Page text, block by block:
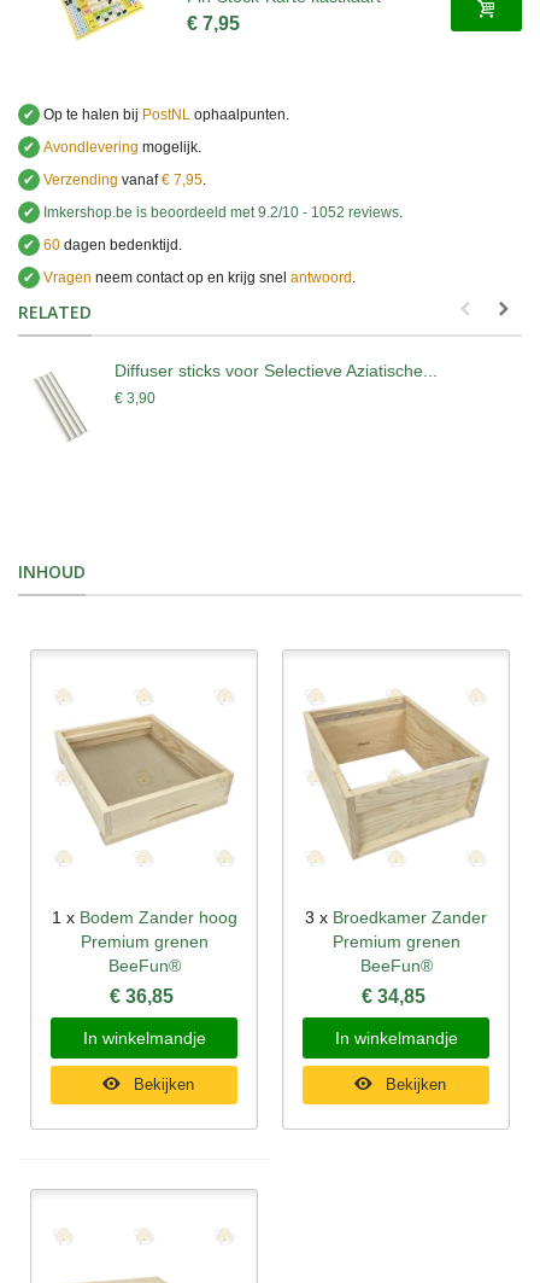
€ 7,95
✔ Op te halen bij PostNL ophaalpunten.
✔ Avondlevering mogelijk.
✔ Verzending vanaf€ 7,95.
✔
Imkershop.be is beoordeeld met9.2/10 - 1052 reviews.
✔ 60 dagen bedenktijd.
✔ Vragen neem contact op en krijg snel antwoord .
RELATED
Diffuser sticks voor Selectieve Aziatische...
€ 3,90
INHOUD
1 x Bodem Zander hoog
Premium grenen
BeeFun®
€ 36,85
In winkelmandje
Bekijken
3 x Broedkamer Zander
Premium grenen
BeeFun®
€ 34,85
In winkelmandje
Bekijken